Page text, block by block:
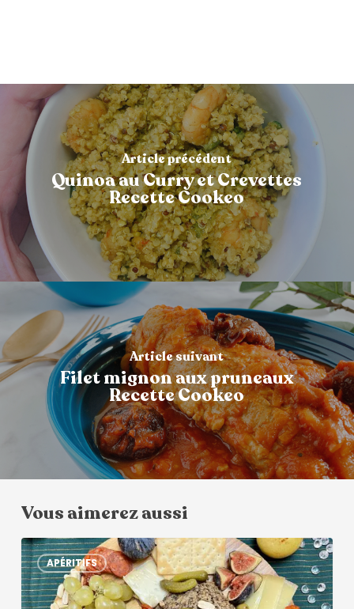
Article précédent
Quinoa au Curry et Crevettes
Recette Cookeo
Article suivant
Filet mignon aux pruneaux
Recette Cookeo
Vous aimerez aussi
APÉRITIFS